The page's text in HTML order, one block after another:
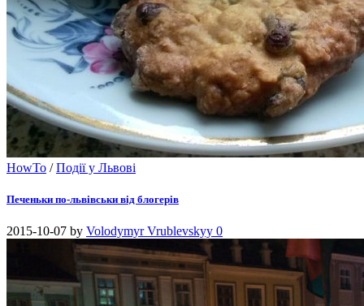
HowTo /Події у Львові
Печеньки по-львівськи від блогерів
2015-10-07 by Volodymyr Vrublevskyy 0